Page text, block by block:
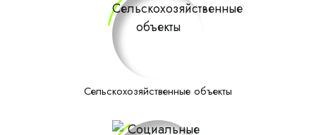
Сельскохозяйственные объекты